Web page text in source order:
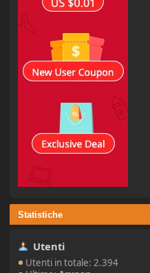
Statistiche
Utenti
Utenti in totale: 2.394